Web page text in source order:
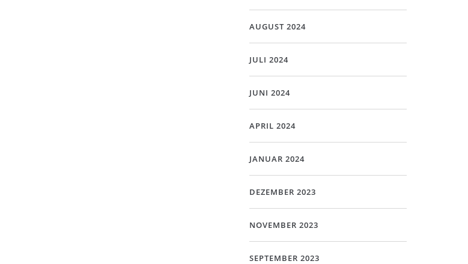
AUGUST 2024
JULI 2024
JUNI 2024
APRIL 2024
JANUAR 2024
DEZEMBER 2023
NOVEMBER 2023
SEPTEMBER 2023